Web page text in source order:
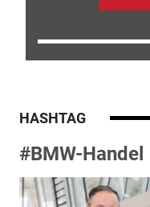
HASHTAG
#BMW-Handel